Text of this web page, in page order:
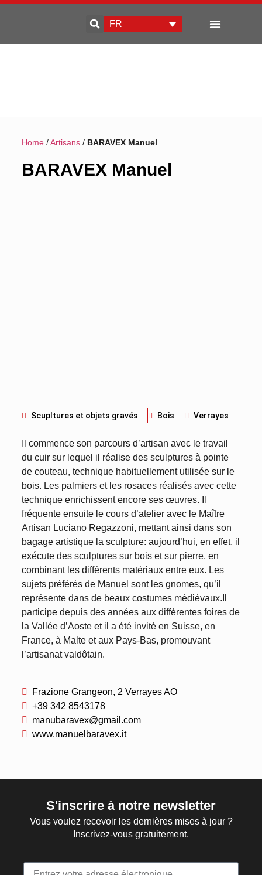
FR
Home/ Artisans/ BARAVEX Manuel
BARAVEX Manuel
Scupltures et objets gravés Bois Verrayes
Il commence son parcours d’artisan avec le travail
du cuir sur lequel il réalise des sculptures à pointe
de couteau, technique habituellement utilisée sur le
bois. Les palmiers et les rosaces réalisés avec cette
technique enrichissent encore ses œuvres. Il
fréquente ensuite le cours d’atelier avec le Maître
Artisan Luciano Regazzoni, mettant ainsi dans son
bagage artistique la sculpture: aujourd’hui, en effet, il
exécute des sculptures sur bois et sur pierre, en
combinant les différents matériaux entre eux. Les
sujets préférés de Manuel sont les gnomes, qu’il
représente dans de beaux costumes médiévaux.Il
participe depuis des années aux différentes foires de
la Vallée d’Aoste et il a été invité en Suisse, en
France, à Malte et aux Pays-Bas, promouvant
l’artisanat valdôtain.
Frazione Grangeon, 2 Verrayes AO
+39 342 8543178
manubaravex@gmail.com
www.manuelbaravex.it
S'inscrire à notre newsletter
Vous voulez recevoir les dernières mises à jour ?
Inscrivez-vous gratuitement.